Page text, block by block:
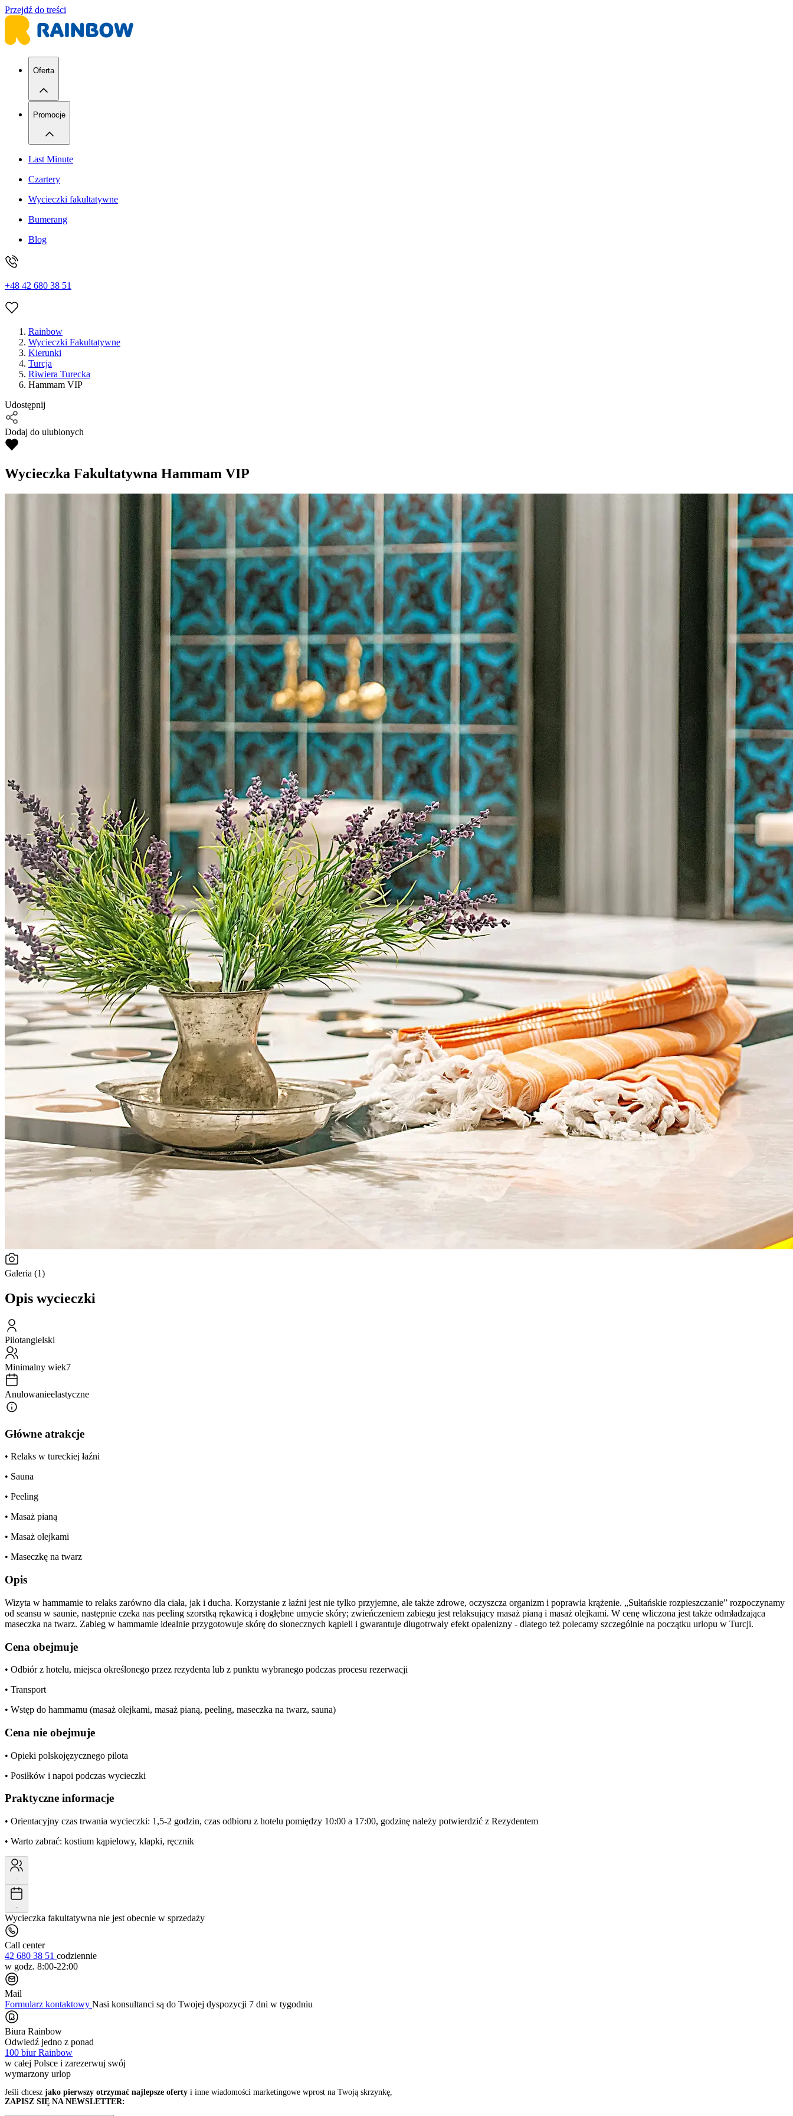
Przejdź do treści
Oferta
Promocje
Last Minute
Czartery
Wycieczki fakultatywne
Bumerang
Blog
+48 42 680 38 51
Rainbow
Wycieczki Fakultatywne
Kierunki
Turcja
Riwiera Turecka
Hammam VIP
Udostępnij
Dodaj do ulubionych
Wycieczka Fakultatywna Hammam VIP
Galeria (1)
Opis wycieczki
Pilotangielski
Minimalny wiek7
Anulowanieelastyczne
Główne atrakcje
• Relaks w tureckiej łaźni
• Sauna
• Peeling
• Masaż pianą
• Masaż olejkami
• Maseczkę na twarz
Opis
Wizyta w hammamie to relaks zarówno dla ciała, jak i ducha. Korzystanie z łaźni jest nie tylko przyjemne, ale także zdrowe, oczyszcza organizm i poprawia krążenie. „Sułtańskie rozpieszczanie” rozpoczynamy
od seansu w saunie, następnie czeka nas peeling szorstką rękawicą i dogłębne umycie skóry; zwieńczeniem zabiegu jest relaksujący masaż pianą i masaż olejkami. W cenę wliczona jest także odmładzająca
maseczka na twarz. Zabieg w hammamie idealnie przygotowuje skórę do słonecznych kąpieli i gwarantuje długotrwały efekt opalenizny - dlatego też polecamy szczególnie na początku urlopu w Turcji.
Cena obejmuje
• Odbiór z hotelu, miejsca określonego przez rezydenta lub z punktu wybranego podczas procesu rezerwacji
• Transport
• Wstęp do hammamu (masaż olejkami, masaż pianą, peeling, maseczka na twarz, sauna)
Cena nie obejmuje
• Opieki polskojęzycznego pilota
• Posiłków i napoi podczas wycieczki
Praktyczne informacje
• Orientacyjny czas trwania wycieczki: 1,5-2 godzin, czas odbioru z hotelu pomiędzy 10:00 a 17:00, godzinę należy potwierdzić z Rezydentem
• Warto zabrać: kostium kąpielowy, klapki, ręcznik
-
-
Wycieczka fakultatywna nie jest obecnie w sprzedaży
Call center
42 680 38 51 codziennie
w godz. 8:00-22:00
Mail
Formularz kontaktowy Nasi konsultanci są do Twojej dyspozycji 7 dni w tygodniu
Biura Rainbow
Odwiedź jedno z ponad
100 biur Rainbow
w całej Polsce i zarezerwuj swój
wymarzony urlop
Jeśli chcesz jako pierwszy otrzymać najlepsze oferty i inne wiadomości marketingowe wprost na Twoją skrzynkę,
ZAPISZ SIĘ NA NEWSLETTER: